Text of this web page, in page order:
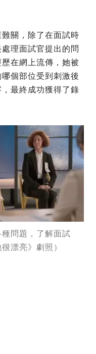
關，除了在面試時
理面試官提出的問
在網上流傳，她被
個部位受到刺激後
最終成功獲得了錄
問題，了解面試
漂亮》劇照）